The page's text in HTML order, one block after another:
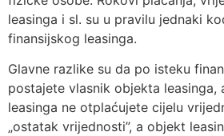
leasinga i sl. su u pravilu jednaki
finansijskog leasinga.
Glavne razlike su da po isteku
postajete vlasnik objekta leasinga,
leasinga ne otplaćujete cijelu
„ostatak vrijednosti”, a objekt